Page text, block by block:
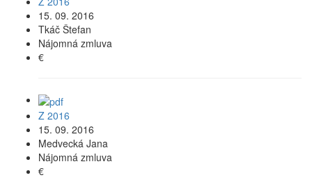
15. 09. 2016
Tkáč Štefan
Nájomná zmluva
€
Z 2016
15. 09. 2016
Medvecká Jana
Nájomná zmluva
€